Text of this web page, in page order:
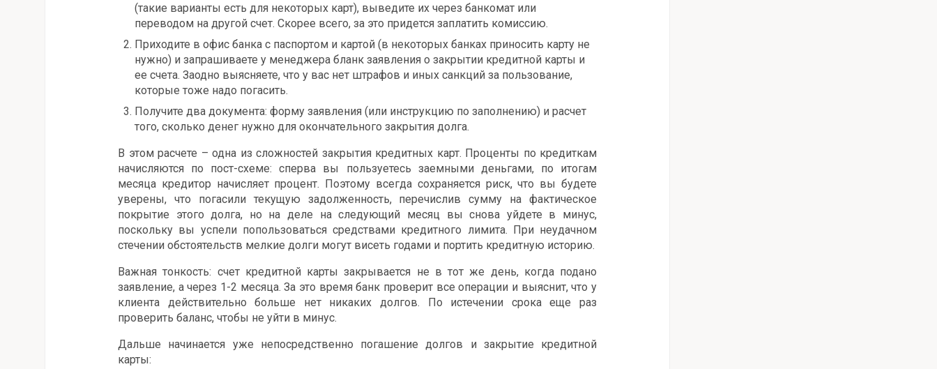
(такие варианты есть для некоторых карт), выведите их через банкомат или
переводом на другой счет. Скорее всего, за это придется заплатить комиссию.
Приходите в офис банка с паспортом и картой (в некоторых банках приносить карту не
нужно) и запрашиваете у менеджера бланк заявления о закрытии кредитной карты и
ее счета. Заодно выясняете, что у вас нет штрафов и иных санкций за пользование,
которые тоже надо погасить.
Получите два документа: форму заявления (или инструкцию по заполнению) и расчет
того, сколько денег нужно для окончательного закрытия долга.
В этом расчете – одна из сложностей закрытия кредитных карт. Проценты по кредиткам
начисляются по пост-схеме: сперва вы пользуетесь заемными деньгами, по итогам
месяца кредитор начисляет процент. Поэтому всегда сохраняется риск, что вы будете
уверены, что погасили текущую задолженность, перечислив сумму на фактическое
покрытие этого долга, но на деле на следующий месяц вы снова уйдете в минус,
поскольку вы успели попользоваться средствами кредитного лимита. При неудачном
стечении обстоятельств мелкие долги могут висеть годами и портить кредитную историю.
Важная тонкость: счет кредитной карты закрывается не в тот же день, когда подано
заявление, а через 1-2 месяца. За это время банк проверит все операции и выяснит, что у
клиента действительно больше нет никаких долгов. По истечении срока еще раз
проверить баланс, чтобы не уйти в минус.
Дальше начинается уже непосредственно погашение долгов и закрытие кредитной
карты: